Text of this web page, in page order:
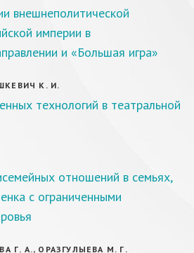
внешнеполитической
империи в
и «Большая игра»
К. И.
технологий в театральной
отношений в семьях,
с ограниченными
Г. А., ОРАЗГУЛЫЕВА М. Г.